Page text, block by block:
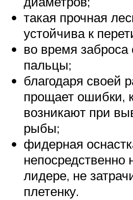
такая прочная
устойчива к
во время заброса
пальцы;
благодаря своей
прощает ошибки,
возникают при
рыбы;
фидерная
непосредственно
лидере, не
плетенку.